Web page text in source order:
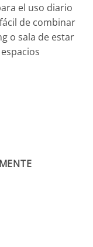
el uso diario
de combinar
o sala de estar